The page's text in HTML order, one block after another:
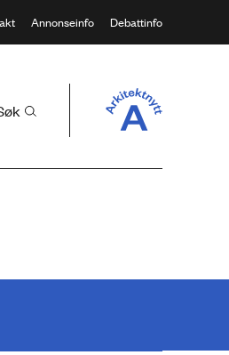
Annonseinfo Debattinfo